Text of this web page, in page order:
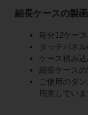
細長ケースの製
毎分12ケー
タッチパネ
ケース積み
細長ケース
ご使用のダ
用意していま